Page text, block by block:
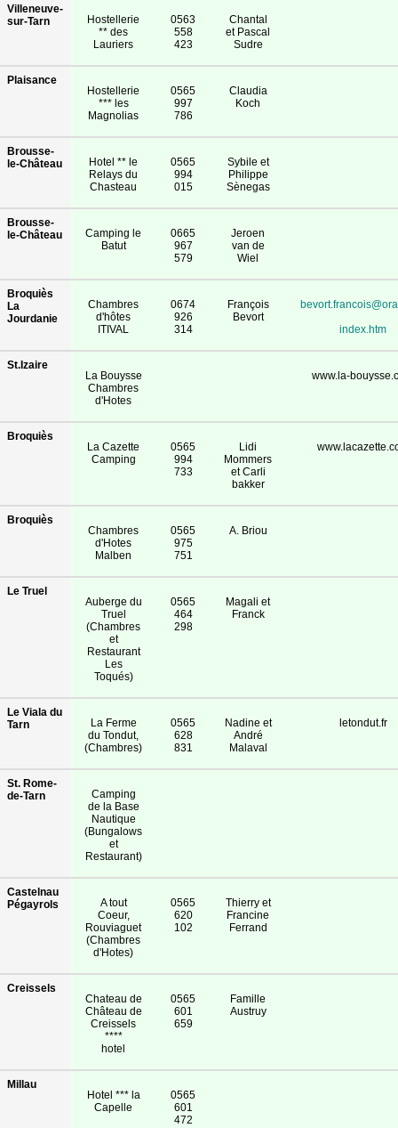
Villeneuve-
sur-Tarn
Hostellerie
** des
Lauriers
0563
558
423
Chantal
et Pascal
Sudre
Plaisance
Hostellerie
*** les
Magnolias
0565
997
786
Claudia
Koch
Brousse-
le-Château
Hotel ** le
Relays du
Chasteau
0565
994
015
Sybile et
Philippe
Sènegas
Brousse-
le-Château
Camping le
Batut
0665
967
579
Jeroen
van de
Wiel
Broquiès
La
Jourdanie
Chambres
d'hôtes
ITIVAL
0674
926
314
François
Bevort
index.htm
St.Izaire
La Bouysse
Chambres
d'Hotes
www.la-
Broquiès
La Cazette
Camping
0565
994
733
Lidi
Mommers
et Carli
bakker
Broquiès
Chambres
d'Hotes
Malben
0565
975
751
A. Briou
Le Truel
Auberge du
Truel
(Chambres
et
Restaurant
Les
Toqués)
0565
464
298
Magali et
Franck
Le Viala du
Tarn
La Ferme
du Tondut,
(Chambres)
0565
628
831
Nadine et
André
Malaval
letondut.fr
St. Rome-
de-Tarn
Camping
de la Base
Nautique
(Bungalows
et
Restaurant)
Castelnau
Pégayrols
A tout
Coeur,
Rouviaguet
(Chambres
d'Hotes)
0565
620
102
Thierry et
Francine
Ferrand
Creissels
Chateau de
Château de
Creissels
****
hotel
0565
601
659
Famille
Austruy
Millau
Hotel *** la
Capelle
0565
601
472